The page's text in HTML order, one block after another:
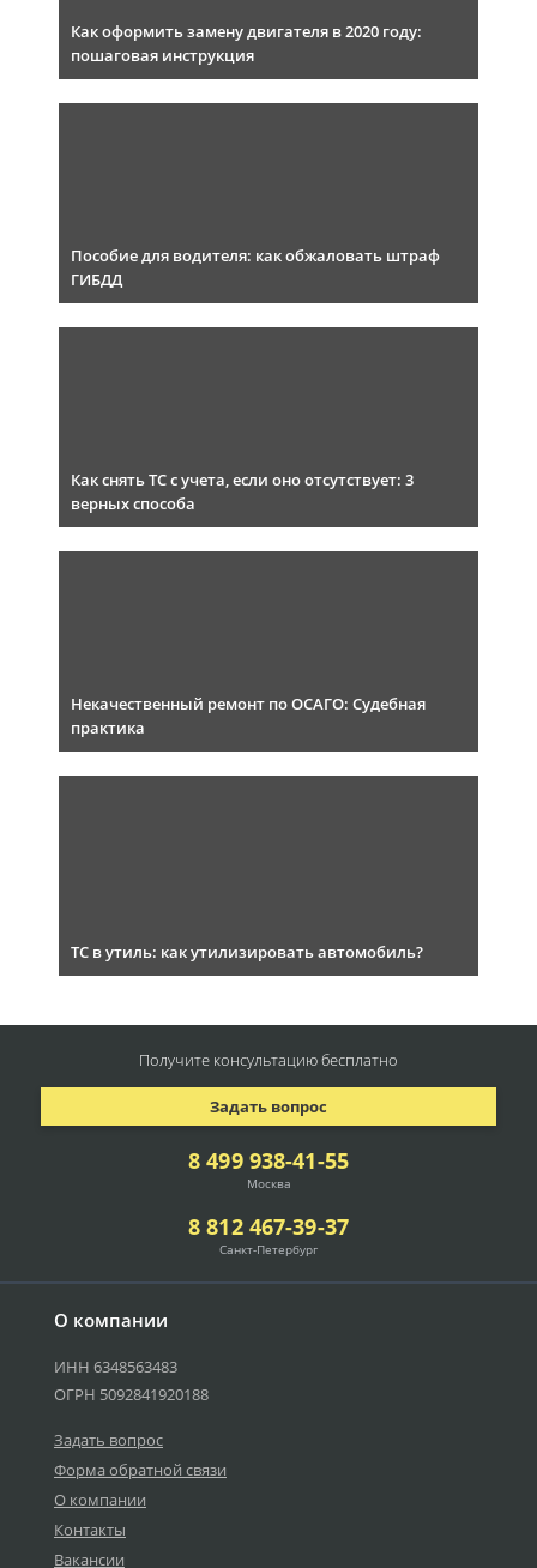
Как оформить замену двигателя в 2020 году:
пошаговая инструкция
Пособие для водителя: как обжаловать штраф
ГИБДД
Как снять ТС с учета, если оно отсутствует: 3
верных способа
Некачественный ремонт по ОСАГО: Судебная
практика
ТС в утиль: как утилизировать автомобиль?
О компании
ИНН 6348563483
ОГРН 5092841920188
Задать вопрос
Форма обратной связи
О компании
Контакты
Вакансии
8 499 938-41-55
Москва
8 812 467-39-37
Санкт-Петербург
Задать вопрос
Получите консультациюбесплатно